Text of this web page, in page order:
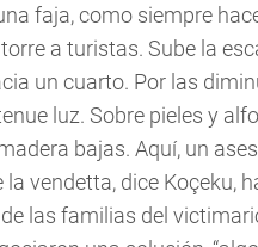
faja, como siempre
a turistas. Sube la
un cuarto. Por las
luz. Sobre pieles y
bajas. Aquí, un
la vendetta, dice Koçeku,
las familias del